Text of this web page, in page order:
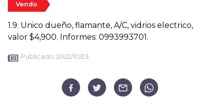
Vendo
1.9. Unico dueño, flamante, A/C, vidrios electrico,
valor $4,900. Informes: 0993993701.
Publicado: 2022/10/23